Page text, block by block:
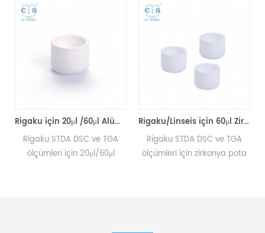
Rigaku için 20μl /60μl Alümina potaları (DSC Numune Tavaları)
Rigaku STDA DSC ve TGA
ölçümleri için 20μl/60μl
Rigaku/Linseis için 60μl Zirkonya potası (Termal analiz Numune tavaları)
Rigaku STDA DSC ve TGA
ölçümleri için zirkonya pota